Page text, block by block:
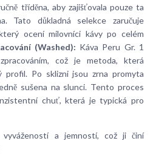
tříděna, aby zajišťovala pouze ta
Tato důkladná selekce zaručuje
ocení milovníci kávy po celém
(Washed): Káva Peru Gr. 1
což je metoda, která
profil. Po sklizni jsou zrna promyta
sušena na slunci. Tento proces
chuť, která je typická pro
a jemností, což ji činí